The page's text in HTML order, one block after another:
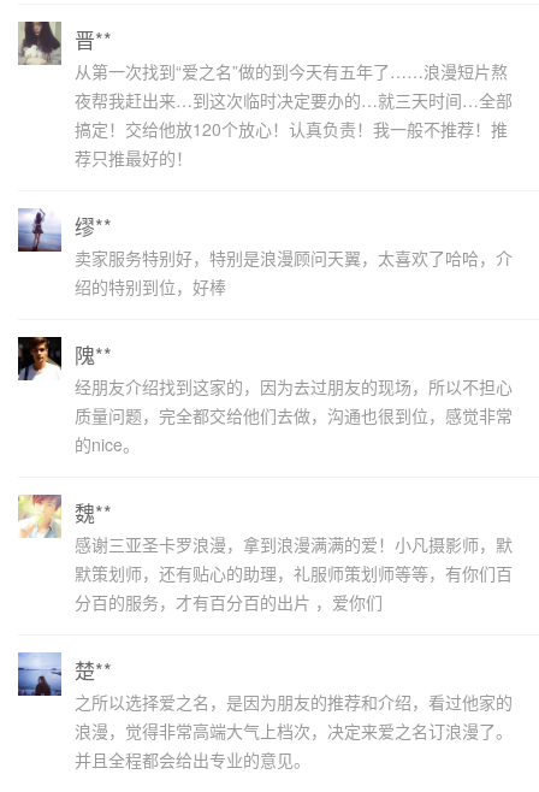
晋**
从第一次找到“爱之名”做的到今天有五年了……浪漫短片熬
夜帮我赶出来…到这次临时决定要办的…就三天时间…全部
搞定！交给他放120个放心！认真负责！我一般不推荐！推
荐只推最好的！
缪**
卖家服务特别好，特别是浪漫顾问天翼，太喜欢了哈哈，介
绍的特别到位，好棒
隗**
经朋友介绍找到这家的，因为去过朋友的现场，所以不担心
质量问题，完全都交给他们去做，沟通也很到位，感觉非常
的nice。
魏**
感谢三亚圣卡罗浪漫，拿到浪漫满满的爱！小凡摄影师，默
默策划师，还有贴心的助理，礼服师策划师等等，有你们百
分百的服务，才有百分百的出片 ，爱你们
楚**
之所以选择爱之名，是因为朋友的推荐和介绍，看过他家的
浪漫，觉得非常高端大气上档次，决定来爱之名订浪漫了。
并且全程都会给出专业的意见。